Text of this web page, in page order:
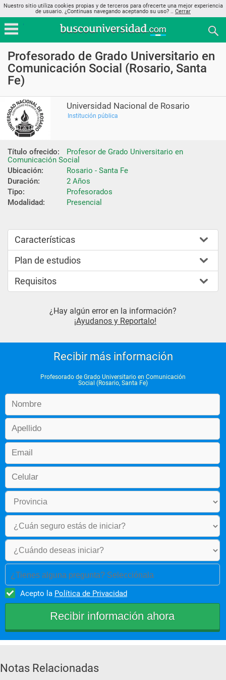
Nuestro sitio utiliza cookies propias y de terceros para ofrecerte una mejor experiencia
de usuario. ¿Continuas navegando aceptando su uso? .. Cerrar
Profesorado de Grado Universitario en
Comunicación Social (Rosario, Santa
Fe)
Universidad Nacional de Rosario
Institución pública
Título ofrecido:
Profesor de Grado Universitario en
Comunicación Social
Ubicación:
Rosario - Santa Fe
Duración:
2 Años
Tipo:
Profesorados
Modalidad:
Presencial
Características
Plan de estudios
Requisitos
¿Hay algún error en la información?
¡Ayudanos y Reportalo!
Recibir más información
Profesorado de Grado Universitario en Comunicación
Social (Rosario, Santa Fe)
¿Tienes alguna pregunta? Selecciónala
Acepto la Política de Privacidad
Notas Relacionadas